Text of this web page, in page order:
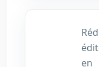
en